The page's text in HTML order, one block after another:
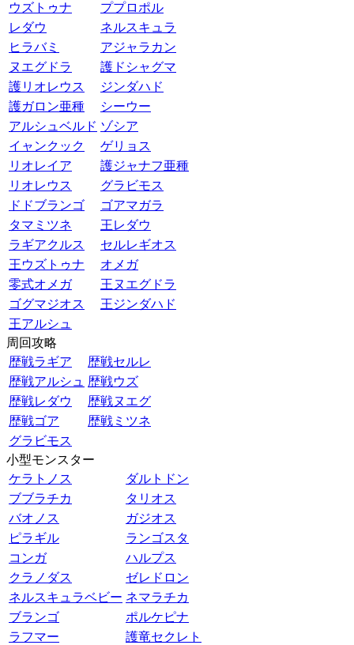
ウズトゥナ
ププロポル
レダウ
ネルスキュラ
ヒラバミ
アジャラカン
ヌエグドラ
護ドシャグマ
護リオレウス
ジンダハド
護ガロン亜種
シーウー
アルシュベルド ゾシア
イャンクック
ゲリョス
リオレイア
護ジャナフ亜種
リオレウス
グラビモス
ドドブランゴ
ゴアマガラ
タマミツネ
王レダウ
ラギアクルス
セルレギオス
王ウズトゥナ
オメガ
零式オメガ
王ヌエグドラ
ゴグマジオス
王ジンダハド
王アルシュ
周回攻略
歴戦ラギア
歴戦セルレ
歴戦アルシュ 歴戦ウズ
歴戦レダウ
歴戦ヌエグ
歴戦ゴア
歴戦ミツネ
グラビモス
小型モンスター
ケラトノス
ダルトドン
ブブラチカ
タリオス
バオノス
ガジオス
ピラギル
ランゴスタ
コンガ
ハルプス
クラノダス
ゼレドロン
ネルスキュラベビー ネマラチカ
ブランゴ
ポルケピナ
ラフマー
護竜セクレト